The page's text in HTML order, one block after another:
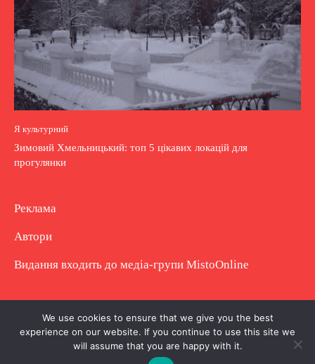
Я культурний
Зимовий Хмельницький: топ 5 цікавих локацій для
прогулянки
Реклама
Автори
Видання входить до медіа-групи MistoOnline
Copyright © Повне використання матеріалу
заборонено. Частково можна з гіперпосиланням.
We use cookies to ensure that we give you the best
experience on our website. If you continue to use this site we
will assume that you are happy with it.